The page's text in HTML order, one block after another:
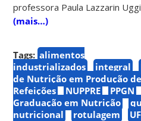
professora Paula Lazzarin
(mais…)
Tags: alimentos
industrializados
integral
de Nutrição em Produção
Refeições
NUPPRE PPGN
Graduação em Nutrição
nutricional
rotulagem